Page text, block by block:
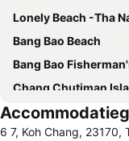
Lonely Beach -Tha
Bang Bao Beach
Bang Bao
Chang Chutiman
6 7, Koh Chang, 23170,